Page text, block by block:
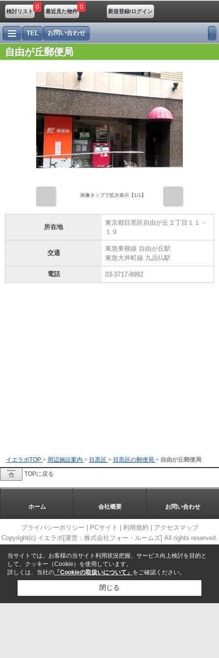
検討リスト
0
最近見た物件
0
新規登録/ログイン
TEL お問い合わせ
自由が丘郵便局
画像タップで拡大表示【1/1】
所在地
東京都目黒区自由が丘２丁目１１－
１９
交通
東急東横線 自由が丘駅
東急大井町線 九品仏駅
電話 03-3717-9992
イエラボTOP > 周辺施設案内 > 目黒区 > 目黒区の郵便局 > 自由が丘郵便局
TOPに戻る
ホーム 会社概要 お問い合わせ
プライバシーポリシー PCサイト 利用規約
アクセスマップ
Copyright(c) イエラボ[運営：株式会社フォー・ルームズ] All rights reserved.
当サイトでは、お客様の当サイト利用状況把握、サービス向上検討を目的と
して、クッキー（Cookie）を使用しています。
詳しくは、当社の 「Cookieの取扱いについて」 をご確認ください。
閉じる